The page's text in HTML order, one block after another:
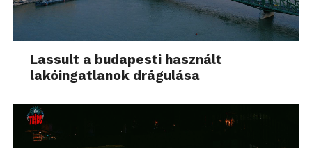
Lassult a budapesti használt
lakóingatlanok drágulása